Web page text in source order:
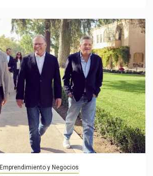
Emprendimiento y Negocios